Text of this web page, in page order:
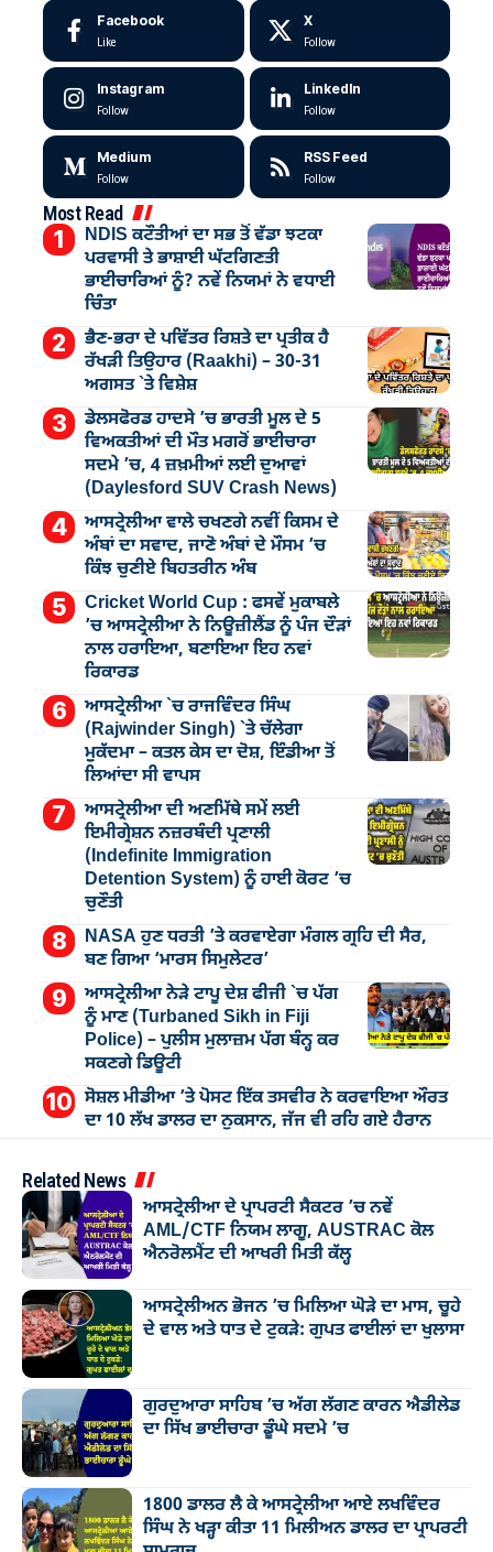
Facebook
Like
X
Follow
Instagram
Follow
LinkedIn
Follow
Medium
Follow
RSS Feed
Follow
Most Read
NDIS ਕਟੌਤੀਆਂ ਦਾ ਸਭ ਤੋਂ ਵੱਡਾ ਝਟਕਾ
ਪਰਵਾਸੀ ਤੇ ਭਾਸ਼ਾਈ ਘੱਟਗਿਣਤੀ
ਭਾਈਚਾਰਿਆਂ ਨੂੰ? ਨਵੇਂ ਨਿਯਮਾਂ ਨੇ ਵਧਾਈ
ਚਿੰਤਾ
ਭੈਣ-ਭਰਾ ਦੇ ਪਵਿੱਤਰ ਰਿਸ਼ਤੇ ਦਾ ਪ੍ਰਤੀਕ ਹੈ
ਰੱਖੜੀ ਤਿਉਹਾਰ (Raakhi) – 30-31
ਅਗਸਤ `ਤੇ ਵਿਸ਼ੇਸ਼
ਡੇਲਸਫੋਰਡ ਹਾਦਸੇ ’ਚ ਭਾਰਤੀ ਮੂਲ ਦੇ 5
ਵਿਅਕਤੀਆਂ ਦੀ ਮੌਤ ਮਗਰੋਂ ਭਾਈਚਾਰਾ
ਸਦਮੇ ’ਚ, 4 ਜ਼ਖ਼ਮੀਆਂ ਲਈ ਦੁਆਵਾਂ
(Daylesford SUV Crash News)
ਆਸਟ੍ਰੇਲੀਆ ਵਾਲੇ ਚਖਣਗੇ ਨਵੀਂ ਕਿਸਮ ਦੇ
ਅੰਬਾਂ ਦਾ ਸਵਾਦ, ਜਾਣੋ ਅੰਬਾਂ ਦੇ ਮੌਸਮ ’ਚ
ਕਿੰਝ ਚੁਣੀਏ ਬਿਹਤਰੀਨ ਅੰਬ
Cricket World Cup : ਫਸਵੇਂ ਮੁਕਾਬਲੇ
’ਚ ਆਸਟ੍ਰੇਲੀਆ ਨੇ ਨਿਊਜ਼ੀਲੈਂਡ ਨੂੰ ਪੰਜ ਦੌੜਾਂ
ਨਾਲ ਹਰਾਇਆ, ਬਣਾਇਆ ਇਹ ਨਵਾਂ
ਰਿਕਾਰਡ
ਆਸਟ੍ਰੇਲੀਆ `ਚ ਰਾਜਵਿੰਦਰ ਸਿੰਘ
(Rajwinder Singh) `ਤੇ ਚੱਲੇਗਾ
ਮੁੁਕੱਦਮਾ – ਕਤਲ ਕੇਸ ਦਾ ਦੋਸ਼, ਇੰਡੀਆ ਤੋਂ
ਲਿਆਂਦਾ ਸੀ ਵਾਪਸ
ਆਸਟ੍ਰੇਲੀਆ ਦੀ ਅਣਮਿੱਥੇ ਸਮੇਂ ਲਈ
ਇਮੀਗ੍ਰੇਸ਼ਨ ਨਜ਼ਰਬੰਦੀ ਪ੍ਰਣਾਲੀ
(Indefinite Immigration
Detention System) ਨੂੰ ਹਾਈ ਕੋਰਟ ’ਚ
ਚੁਣੌਤੀ
NASA ਹੁਣ ਧਰਤੀ ’ਤੇ ਕਰਵਾਏਗਾ ਮੰਗਲ ਗ੍ਰਹਿ ਦੀ ਸੈਰ,
ਬਣ ਗਿਆ ‘ਮਾਰਸ ਸਿਮੁਲੇਟਰ’
ਆਸਟ੍ਰੇਲੀਆ ਨੇੜੇ ਟਾਪੂ ਦੇਸ਼ ਫੀਜੀ `ਚ ਪੱਗ
ਨੂੰ ਮਾਣ (Turbaned Sikh in Fiji
Police) – ਪੁਲੀਸ ਮੁਲਾਜ਼ਮ ਪੱਗ ਬੰਨ੍ਹ ਕਰ
ਸਕਣਗੇ ਡਿਊਟੀ
ਸੋਸ਼ਲ ਮੀਡੀਆ ’ਤੇ ਪੋਸਟ ਇੱਕ ਤਸਵੀਰ ਨੇ ਕਰਵਾਇਆ ਔਰਤ
ਦਾ 10 ਲੱਖ ਡਾਲਰ ਦਾ ਨੁਕਸਾਨ, ਜੱਜ ਵੀ ਰਹਿ ਗਏ ਹੈਰਾਨ
Related News
ਆਸਟ੍ਰੇਲੀਆ ਦੇ ਪ੍ਰਾਪਰਟੀ ਸੈਕਟਰ ’ਚ ਨਵੇਂ
AML/CTF ਨਿਯਮ ਲਾਗੂ, AUSTRAC ਕੋਲ
ਐਨਰੋਲਮੈਂਟ ਦੀ ਆਖਰੀ ਮਿਤੀ ਕੱਲ੍ਹ
ਆਸਟ੍ਰੇਲੀਅਨ ਭੋਜਨ ’ਚ ਮਿਲਿਆ ਘੋੜੇ ਦਾ ਮਾਸ, ਚੂਹੇ
ਦੇ ਵਾਲ ਅਤੇ ਧਾਤ ਦੇ ਟੁਕੜੇ: ਗੁਪਤ ਫਾਈਲਾਂ ਦਾ ਖੁਲਾਸਾ
ਗੁਰਦੁਆਰਾ ਸਾਹਿਬ ’ਚ ਅੱਗ ਲੱਗਣ ਕਾਰਨ ਐਡੀਲੇਡ
ਦਾ ਸਿੱਖ ਭਾਈਚਾਰਾ ਡੂੰਘੇ ਸਦਮੇ ’ਚ
1800 ਡਾਲਰ ਲੈ ਕੇ ਆਸਟ੍ਰੇਲੀਆ ਆਏ ਲਖਵਿੰਦਰ
ਸਿੰਘ ਨੇ ਖੜ੍ਹਾ ਕੀਤਾ 11 ਮਿਲੀਅਨ ਡਾਲਰ ਦਾ ਪ੍ਰਾਪਰਟੀ